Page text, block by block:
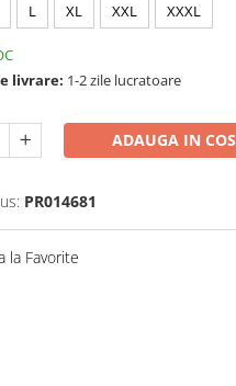
L XL XXL XXXL
livrare: 1-2 zile lucratoare
ADAUGA IN COS
PR014681
la Favorite